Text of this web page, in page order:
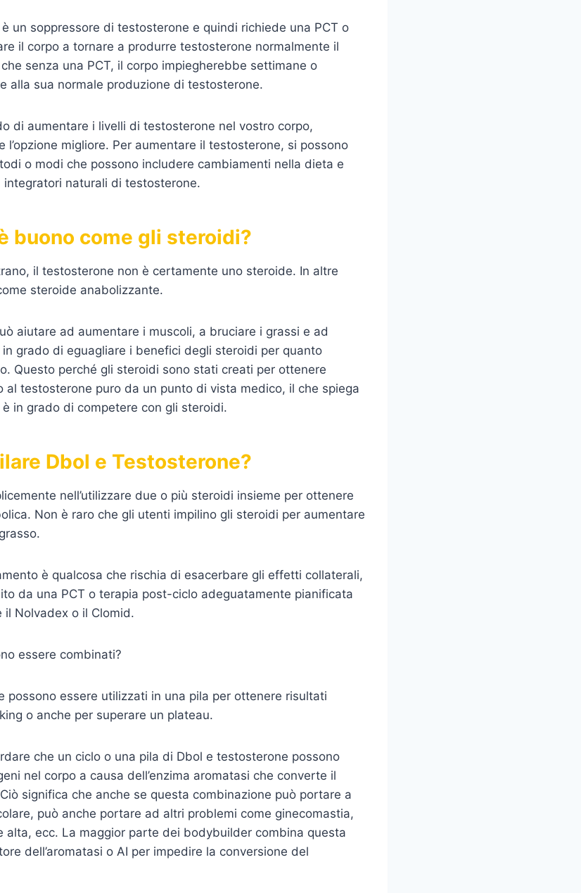
un soppressore di testosterone e quindi richiede una PCT o
il corpo a tornare a produrre testosterone normalmente il
senza una PCT, il corpo impiegherebbe settimane o
alla sua normale produzione di testosterone.
di aumentare i livelli di testosterone nel vostro corpo,
l’opzione migliore. Per aumentare il testosterone, si possono
o modi che possono includere cambiamenti nella dieta e
naturali di testosterone.
buono come gli steroidi?
il testosterone non è certamente uno steroide. In altre
steroide anabolizzante.
aiutare ad aumentare i muscoli, a bruciare i grassi e ad
grado di eguagliare i benefici degli steroidi per quanto
Questo perché gli steroidi sono stati creati per ottenere
al testosterone puro da un punto di vista medico, il che spiega
in grado di competere con gli steroidi.
Dbol e Testosterone?
nell’utilizzare due o più steroidi insieme per ottenere
Non è raro che gli utenti impilino gli steroidi per aumentare
è qualcosa che rischia di esacerbare gli effetti collaterali,
da una PCT o terapia post-ciclo adeguatamente pianificata
il Nolvadex o il Clomid.
essere combinati?
possono essere utilizzati in una pila per ottenere risultati
o anche per superare un plateau.
che un ciclo o una pila di Dbol e testosterone possono
nel corpo a causa dell’enzima aromatasi che converte il
significa che anche se questa combinazione può portare a
può anche portare ad altri problemi come ginecomastia,
alta, ecc. La maggior parte dei bodybuilder combina questa
dell’aromatasi o AI per impedire la conversione del